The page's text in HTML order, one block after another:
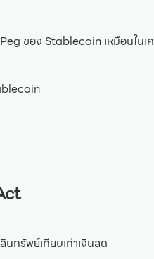
ของ Stablecoin เหมือนในเ
ทรัพย์เทียบเท่าเงินสด